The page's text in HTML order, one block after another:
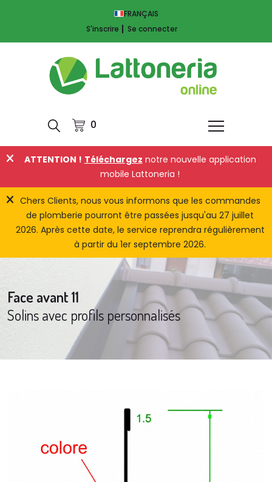
FRANÇAIS
S'inscrire
Se connecter
0
ATTENTION ! Téléchargez notre nouvelle application
mobile Lattoneria !
Chers Clients, nous vous informons que les commandes
de plomberie pourront être passées jusqu'au 27 juillet
2026. Après cette date, le service reprendra régulièrement
à partir du 1er septembre 2026.
Face avant 11
Solins avec profils personnalisés